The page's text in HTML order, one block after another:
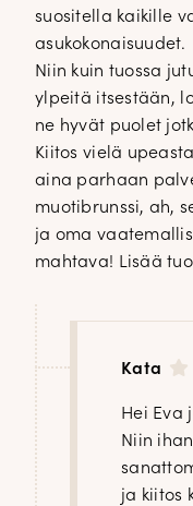
suositella kaikille
asukokonaisuudet.
Niin kuin tuossa
ylpeitä itsestään,
ne hyvät puolet
Kiitos vielä
aina parhaan
muotibrunssi, ah,
ja oma
mahtava! Lisää
Kata
Hei Eva
Niin
ja kiitos